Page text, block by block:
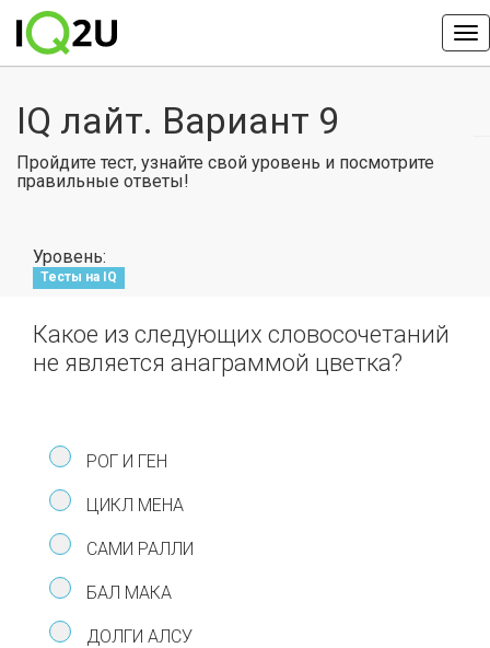
IQ лайт. Вариант 9
Пройдите тест, узнайте свой уровень и посмотрите
правильные ответы!
Уровень:
Тесты на IQ
Какое из следующих словосочетаний
не является анаграммой цветка?
РОГ И ГЕН
ЦИКЛ МЕНА
САМИ РАЛЛИ
БАЛ МАКА
ДОЛГИ АЛСУ